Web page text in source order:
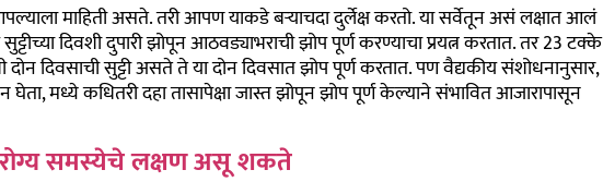
माहिती असते. तरी आपण याकडे बऱ्याचदा दुर्लेक्ष करतो. या सर्वेतून असं लक्षात आलं
दिवशी दुपारी झोपून आठवड्याभराची झोप पूर्ण करण्याचा प्रयत्न करतात. तर 23 टक्के
दोन दिवसाची सुट्टी असते ते या दोन दिवसात झोप पूर्ण करतात. पण वैद्यकीय संशोधनानुसार,
मध्ये कधितरी दहा तासापेक्षा जास्त झोपून झोप पूर्ण केल्याने संभावित आजारापासून
समस्येचे लक्षण असू शकते